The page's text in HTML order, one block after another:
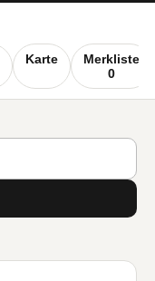
Karte
Merkliste
0